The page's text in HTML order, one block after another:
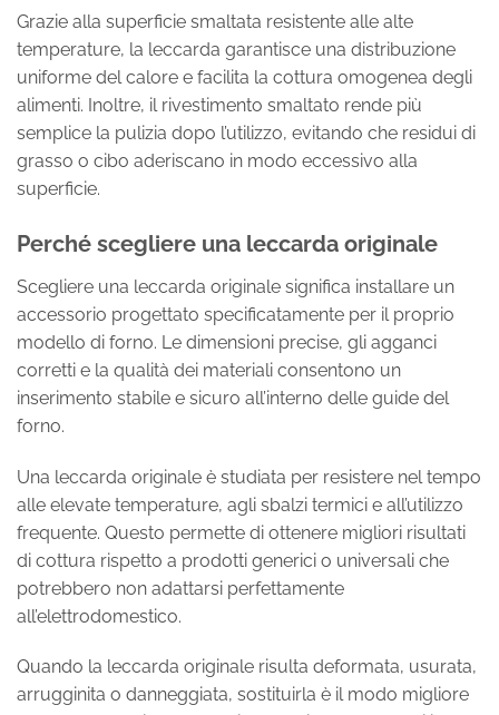
Grazie alla superficie smaltata resistente alle alte
temperature, la leccarda garantisce una distribuzione
uniforme del calore e facilita la cottura omogenea degli
alimenti. Inoltre, il rivestimento smaltato rende più
semplice la pulizia dopo l’utilizzo, evitando che residui di
grasso o cibo aderiscano in modo eccessivo alla
superficie.
Perché scegliere una leccarda originale
Scegliere una leccarda originale significa installare un
accessorio progettato specificatamente per il proprio
modello di forno. Le dimensioni precise, gli agganci
corretti e la qualità dei materiali consentono un
inserimento stabile e sicuro all’interno delle guide del
forno.
Una leccarda originale è studiata per resistere nel tempo
alle elevate temperature, agli sbalzi termici e all’utilizzo
frequente. Questo permette di ottenere migliori risultati
di cottura rispetto a prodotti generici o universali che
potrebbero non adattarsi perfettamente
all’elettrodomestico.
Quando la leccarda originale risulta deformata, usurata,
arrugginita o danneggiata, sostituirla è il modo migliore